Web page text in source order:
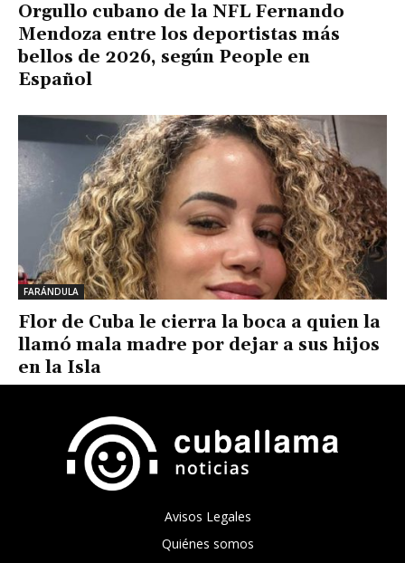
Orgullo cubano de la NFL Fernando
Mendoza entre los deportistas más
bellos de 2026, según People en
Español
FARÁNDULA
Flor de Cuba le cierra la boca a quien la
llamó mala madre por dejar a sus hijos
en la Isla
Avisos Legales
Quiénes somos